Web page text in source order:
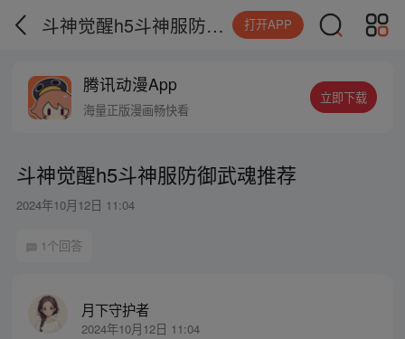
斗神觉醒h5斗神服防御武魂推荐 打开APP
腾讯动漫App
海量正版漫画畅快看
立即下载
斗神觉醒h5斗神服防御武魂推荐
2024年10月12日 11:04
1个回答
月下守护者
2024年10月12日 11:04